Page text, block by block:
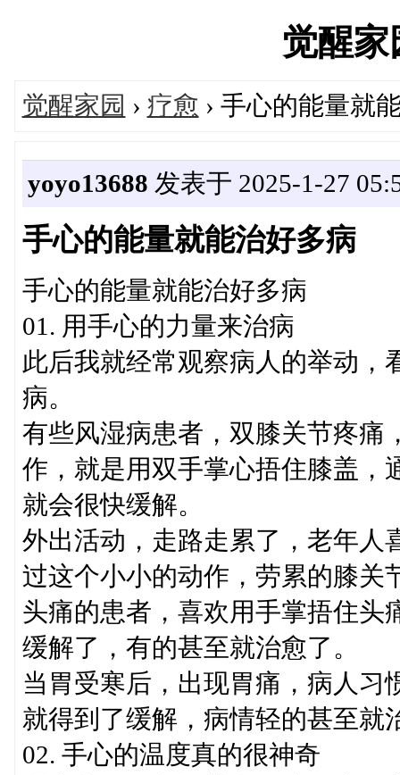
觉醒
觉醒家园 › 疗愈 › 手心的能量就
yoyo13688 发表于 2025-1-27
手心的能量就能治好多病
手心的能量就能治好多病
01. 用手心的力量来治病
此后我就经常观察病人的举动，
病。
有些风湿病患者，双膝关节疼痛
作，就是用双手掌心捂住膝盖，
就会很快缓解。
外出活动，走路走累了，老年人
过这个小小的动作，劳累的膝关
头痛的患者，喜欢用手掌捂住头
缓解了，有的甚至就治愈了。
当胃受寒后，出现胃痛，病人习
就得到了缓解，病情轻的甚至
02. 手心的温度真的很神奇